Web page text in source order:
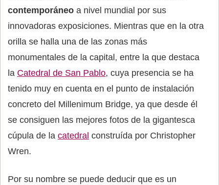
contemporáneo a nivel mundial por sus
innovadoras exposiciones. Mientras que en la otra
orilla se halla una de las zonas más
monumentales de la capital, entre la que destaca
la Catedral de San Pablo, cuya presencia se ha
tenido muy en cuenta en el punto de instalación
concreto del Millenimum Bridge, ya que desde él
se consiguen las mejores fotos de la gigantesca
cúpula de la catedral construída por Christopher
Wren.
Por su nombre se puede deducir que es un